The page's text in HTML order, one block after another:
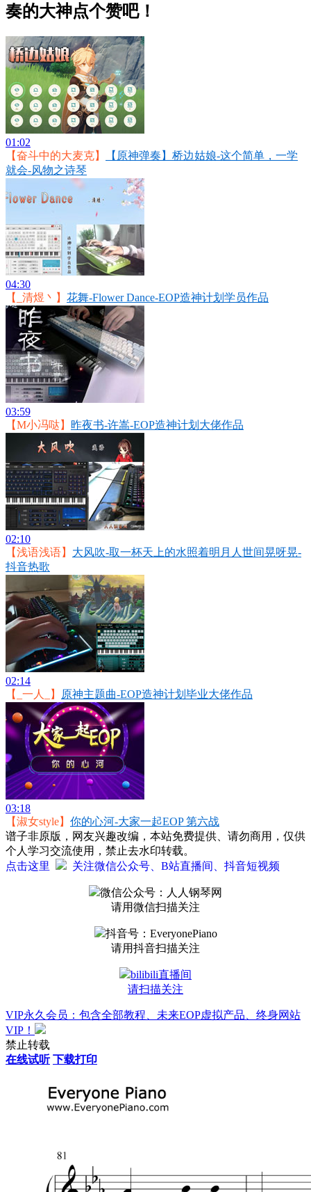
奏的大神点个赞吧！
01:02
【奋斗中的大麦克】
【原神弹奏】桥边姑娘-这个简单，一学
就会-风物之诗琴
04:30
【_清煜丶】 花舞-Flower Dance-EOP造神计划学员作品
03:59
【M小冯哒】 昨夜书-许嵩-EOP造神计划大佬作品
02:10
【浅语浅语】 大风吹-取一杯天上的水照着明月人世间晃呀晃-
抖音热歌
02:14
【_一人_】
原神主题曲-EOP造神计划毕业大佬作品
03:18
【淑女style】 你的心河-大家一起EOP 第六战
谱子非原版，网友兴趣改编，本站免费提供、请勿商用，仅供
个人学习交流使用，禁止去水印转载。
点击这里
关注微信公众号、B站直播间、抖音短视频
微信公众号：人人钢琴网
请用微信扫描关注
抖音号：EveryonePiano
请用抖音扫描关注
bilibili直播间
请扫描关注
VIP永久会员：包含全部教程、未来EOP虚拟产品、终身网站
VIP！
禁止转载
在线试听 下载打印